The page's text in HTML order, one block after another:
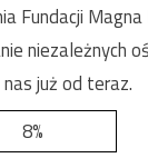
Fundacji Magna
niezależnych
już od teraz.
8%